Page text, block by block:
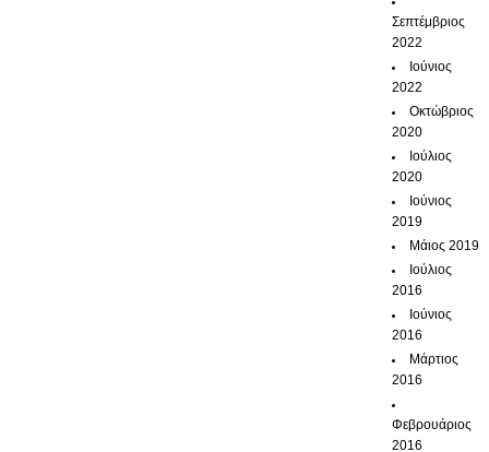
Σεπτέμβριος
2022
Ιούνιος
2022
Οκτώβριος
2020
Ιούλιος
2020
Ιούνιος
2019
Μάιος 2019
Ιούλιος
2016
Ιούνιος
2016
Μάρτιος
2016
Φεβρουάριος
2016